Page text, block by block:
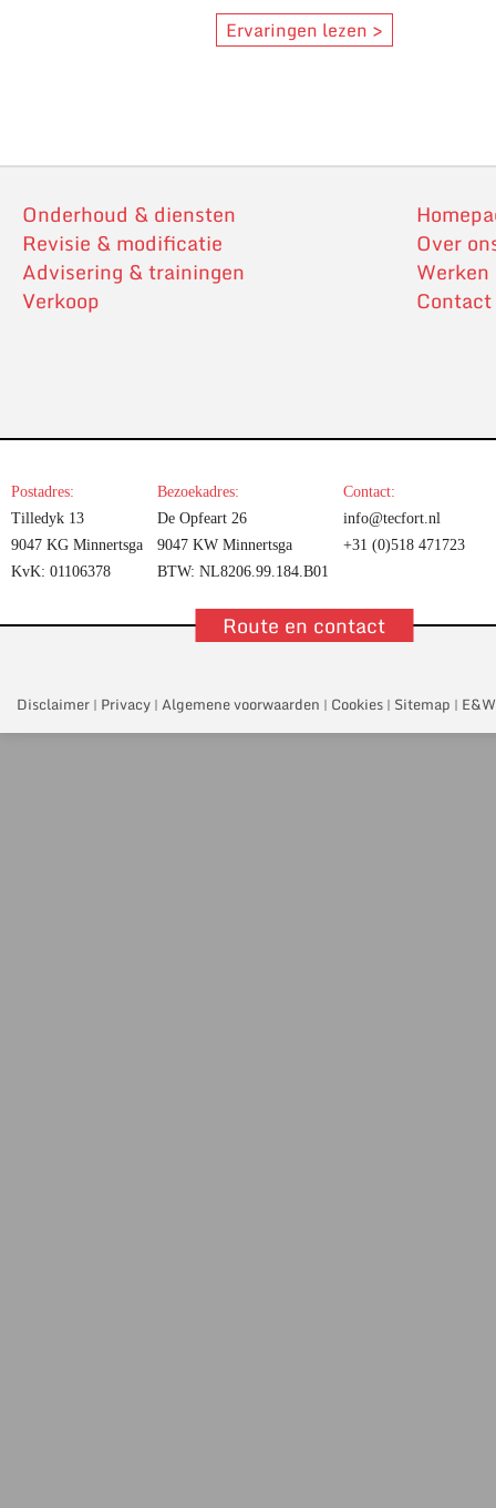
Ervaringen lezen >
Onderhoud & diensten
Revisie & modificatie
Advisering & trainingen
Verkoop
Over
Postadres:
Tilledyk 13
9047 KG Minnertsga
KvK: 01106378
Bezoekadres:
De Opfeart 26
9047 KW Minnertsga
BTW: NL8206.99.184.B01
Contact:
info@tecfort.nl
+31 (0)518 471723
Route en contact
Disclaimer | Privacy | Algemene voorwaarden | Cookies | Sitemap | E&W